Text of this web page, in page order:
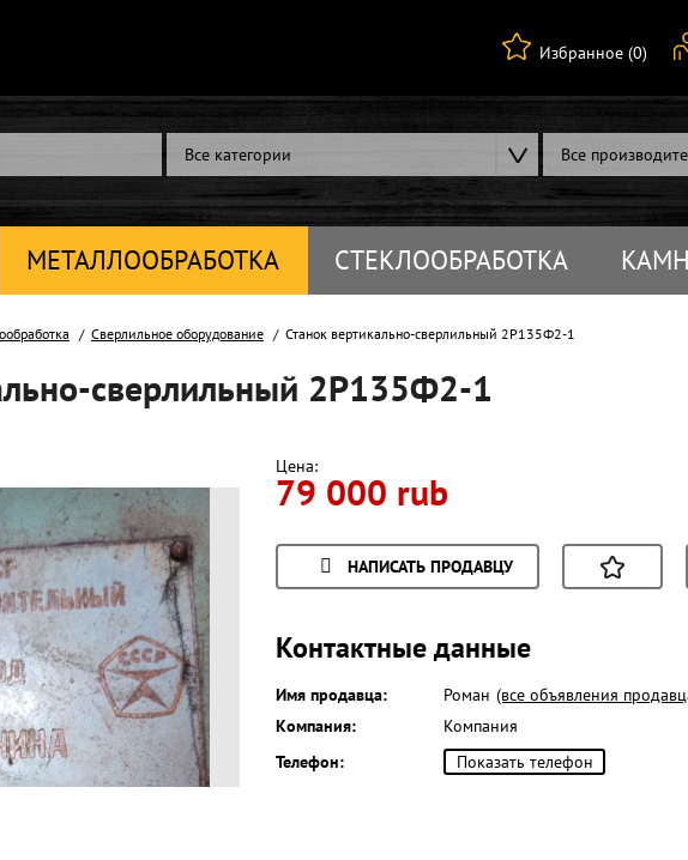
Избранное (0)
Все категории Все
МЕТАЛЛООБРАБОТКА СТЕКЛООБРАБОТКА
Сверлильное оборудование Станок вертикально-сверлильный 2Р135Ф2-1
сверлильный 2Р135Ф2-1
Цена:
79 000 rub
НАПИСАТЬ ПРОДАВЦУ
Контактные данные
Имя продавца: Роман (все объявления
Компания:
Компания
Телефон:
Показать телефон